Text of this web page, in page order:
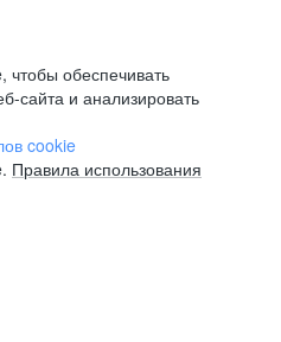
обеспечивать
сайта и анализировать
cookie
Правила использования